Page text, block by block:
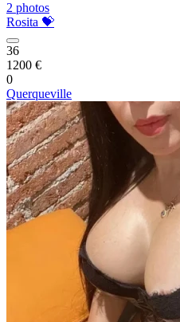
2 photos
Rosita 💝
36
1200 €
0
Querqueville